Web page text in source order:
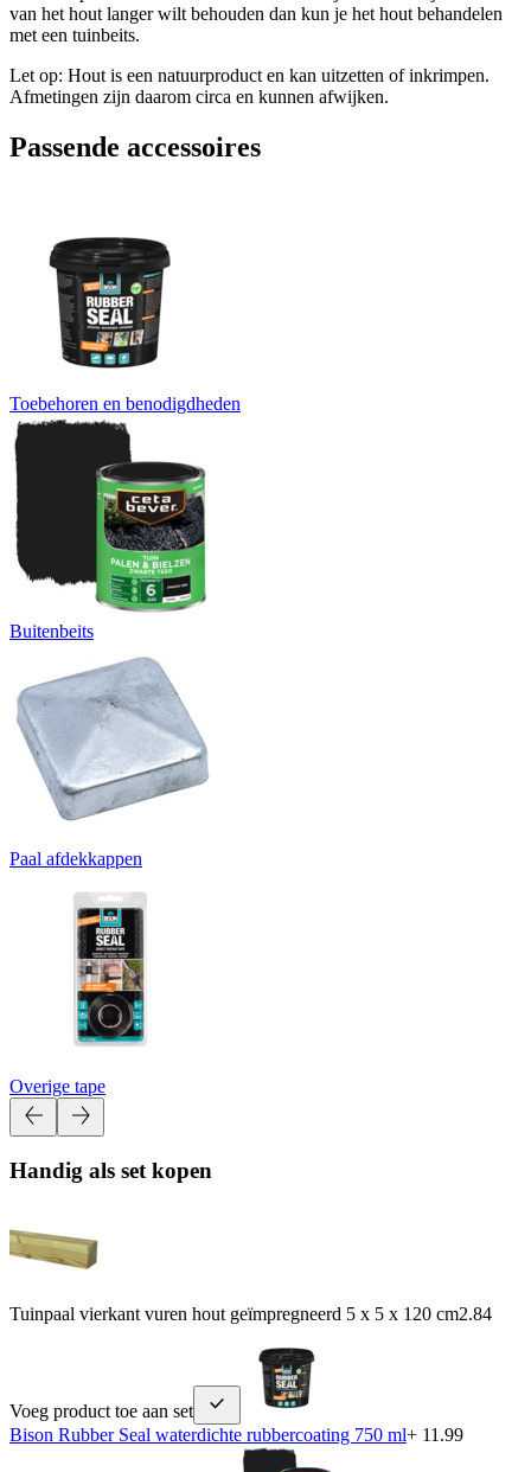
van het hout langer wilt behouden dan kun je het hout behandelen
met een tuinbeits.
Let op: Hout is een natuurproduct en kan uitzetten of inkrimpen.
Afmetingen zijn daarom circa en kunnen afwijken.
Passende accessoires
Toebehoren en benodigdheden
Buitenbeits
Paal afdekkappen
Overige tape
Handig als set kopen
Tuinpaal vierkant vuren hout geïmpregneerd 5 x 5 x 120 cm2.84
Voeg product toe aan set
Bison Rubber Seal waterdichte rubbercoating 750 ml+ 11.99